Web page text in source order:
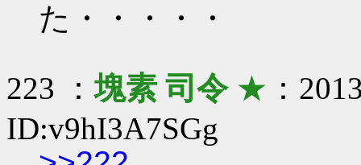
た・・・・・
223 ：塊素 司令★ ：
ID:v9hI3A7SGg